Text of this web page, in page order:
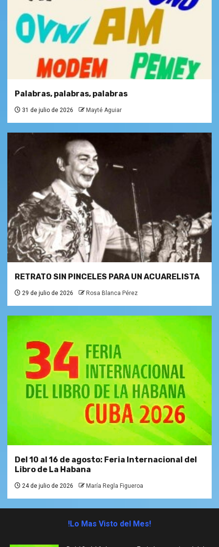
Palabras, palabras, palabras
31 de julio de 2026 Mayté Aguiar
RETRATO SIN PINCELES PARA UN ACUARELISTA
29 de julio de 2026 Rosa Blanca Pérez
Del 10 al 16 de agosto: Feria Internacional del
Libro de La Habana
24 de julio de 2026 María Regla Figueroa
!Lo Mas Visto del Mes!